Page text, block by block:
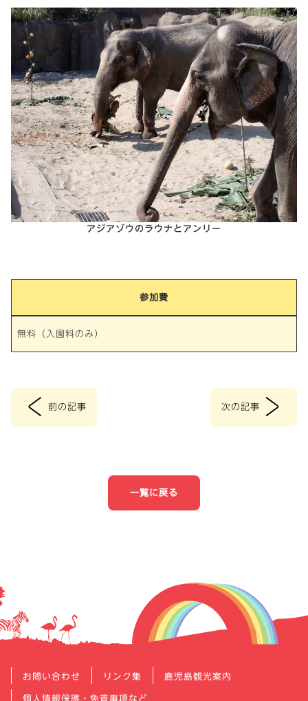
アジアゾウのラウナとアンリー
参加費
無料（入園料のみ）
< 前の記事 次の記事 >
一覧に戻る
お問い合わせ リンク集 鹿児島観光案内
個人情報保護・免責事項など